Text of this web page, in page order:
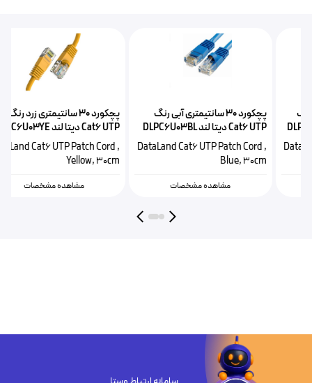
پچکورد 30 سانتیمتری آبی رنگ
Cat6 UTP دیتا لند DLPC6U03BL
DataLand Cat6 UTP Patch Cord ,
Blue, 30cm
مشاهده مشخصات
پچکورد 30 سانتیمتری زرد رنگ
Cat6 UTP دیتا لند DLPC6U03YE
DataLand Cat6 UTP Patch Cord ,
Yellow, 30cm
مشاهده مشخصات